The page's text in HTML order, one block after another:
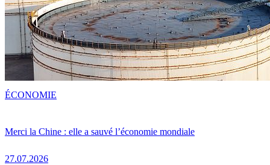
Merci la Chine : elle a sauvé l’économie mondiale
27.07.2026
ÉCONOMIE